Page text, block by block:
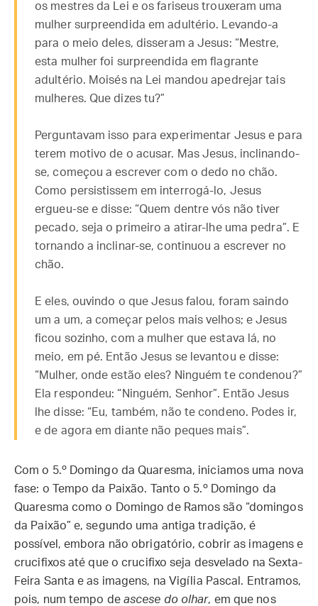
os mestres da Lei e os fariseus trouxeram uma
mulher surpreendida em adultério. Levando-a
para o meio deles, disseram a Jesus: “Mestre,
esta mulher foi surpreendida em flagrante
adultério. Moisés na Lei mandou apedrejar tais
mulheres. Que dizes tu?”
Perguntavam isso para experimentar Jesus e para
terem motivo de o acusar. Mas Jesus, inclinando-
se, começou a escrever com o dedo no chão.
Como persistissem em interrogá-lo, Jesus
ergueu-se e disse: “Quem dentre vós não tiver
pecado, seja o primeiro a atirar-lhe uma pedra”. E
tornando a inclinar-se, continuou a escrever no
chão.
E eles, ouvindo o que Jesus falou, foram saindo
um a um, a começar pelos mais velhos; e Jesus
ficou sozinho, com a mulher que estava lá, no
meio, em pé. Então Jesus se levantou e disse:
“Mulher, onde estão eles? Ninguém te condenou?”
Ela respondeu: “Ninguém, Senhor”. Então Jesus
lhe disse: “Eu, também, não te condeno. Podes ir,
e de agora em diante não peques mais”.
Com o 5.º Domingo da Quaresma, iniciamos uma nova
fase: o Tempo da Paixão. Tanto o 5.º Domingo da
Quaresma como o Domingo de Ramos são “domingos
da Paixão” e, segundo uma antiga tradição, é
possível, embora não obrigatório, cobrir as imagens e
crucifixos até que o crucifixo seja desvelado na Sexta-
Feira Santa e as imagens, na Vigília Pascal. Entramos,
pois, num tempo de ascese do olhar, em que nos